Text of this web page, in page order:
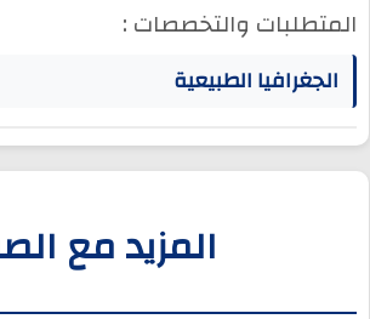
المتطلبات والتخصصات :
الجغرافيا الطبيعية
المزيد مع